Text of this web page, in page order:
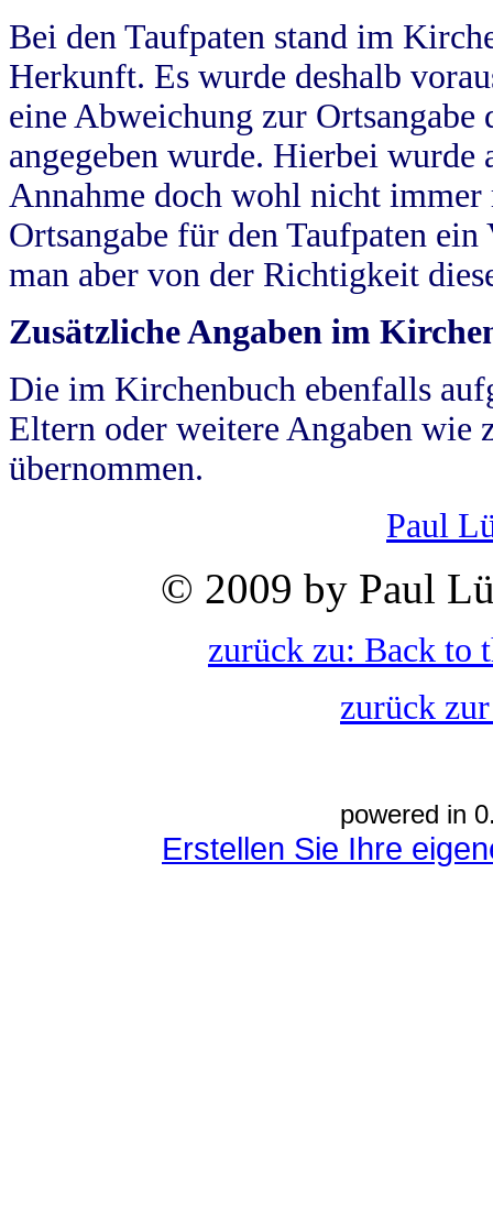
Bei den Taufpaten stand im
Herkunft. Es wurde deshalb
eine Abweichung zur
angegeben wurde. Hierbei wurde
Annahme doch wohl nicht
Ortsangabe für den Taufpaten
man aber von der Richtigkeit
Zusätzliche Angaben im
Die im Kirchenbuch ebenfalls
Eltern oder weitere Angaben wie
übernommen.
Paul
© 2009 by Paul
zurück zu: Back to
zurück
powered in
Erstellen Sie Ihre